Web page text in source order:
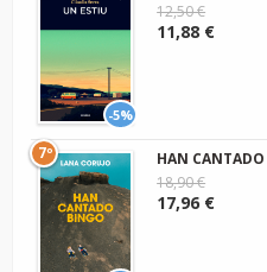
-5%
12,50 €
11,88 €
7º
HAN
18,90 €
17,96 €